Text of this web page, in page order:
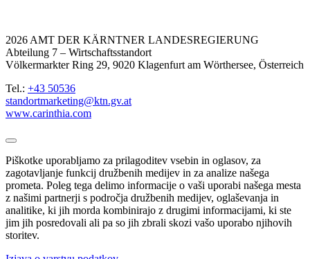
2026 AMT DER KÄRNTNER LANDESREGIERUNG
Abteilung 7 – Wirtschaftsstandort
Völkermarkter Ring 29, 9020 Klagenfurt am Wörthersee, Österreich
Tel.: +43 50536
standortmarketing@ktn.gv.at
www.carinthia.com
Piškotke uporabljamo za prilagoditev vsebin in oglasov, za
zagotavljanje funkcij družbenih medijev in za analize našega
prometa. Poleg tega delimo informacije o vaši uporabi našega mesta
z našimi partnerji s področja družbenih medijev, oglaševanja in
analitike, ki jih morda kombinirajo z drugimi informacijami, ki ste
jim jih posredovali ali pa so jih zbrali skozi vašo uporabo njihovih
storitev.